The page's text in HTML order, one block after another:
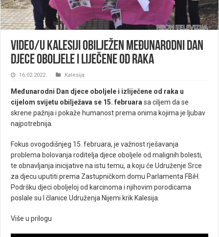
VIDEO/U Kalesiji obilježen Međunarodni dan
djece oboljele i liječene od raka
16.02.2022. Kalesija
Međunarodni Dan djece oboljele i izliječene od raka u
cijelom svijetu obilježava se 15. februara sa ciljem da se
skrene pažnja i pokaže humanost prema onima kojima je ljubav
najpotrebnija.
Fokus ovogodišnjeg 15. februara, je važnost rješavanja
problema bolovanja roditelja djece oboljele od malignih bolesti,
te obnavljanja inicijative na istu temu, a koju će Udruženje Srce
za djecu uputiti prema Zastupničkom domu Parlamenta FBiH.
Podršku djeci oboljeloj od karcinoma i njihovim porodicama
poslale su I članice Udruženja Nijemi krik Kalesija.
Više u prilogu